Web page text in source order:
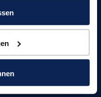
nicht mit den gleichen
sind wie in der EU.
zulassen" oder
mit "Alle ablehnen".
zu unseren Partnern